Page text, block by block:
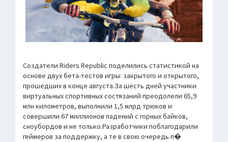
Создатели Riders Republic поделились статистикой на
основе двух бета-тестов игры: закрытого и открытого,
прошедших в конце августа.За шесть дней участники
виртуальных спортивных состязаний преодолели 65,9
млн километров, выполнили 1,5 млрд трюков и
совершили 67 миллионов падений с горных байков,
сноубордов и не только.Разработчики поблагодарили
геймеров за поддержку, а те в свою очередь п�